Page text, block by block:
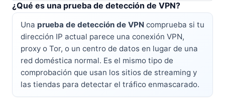
¿Qué es una prueba de detección de VPN?
Una prueba de detección de VPN comprueba si tu
dirección IP actual parece una conexión VPN,
proxy o Tor, o un centro de datos en lugar de una
red doméstica normal. Es el mismo tipo de
comprobación que usan los sitios de streaming y
las tiendas para detectar el tráfico enmascarado.